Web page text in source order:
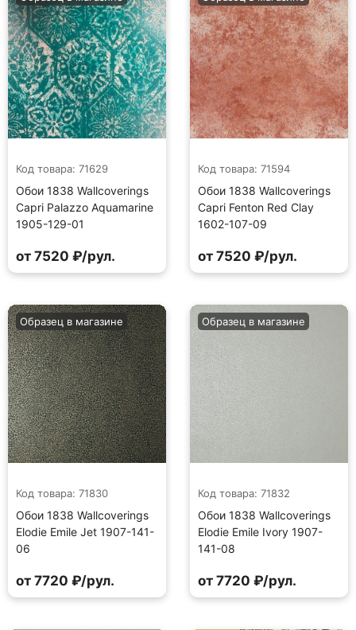
Код товара: 71629
Обои 1838 Wallcoverings
Capri Palazzo Aquamarine
1905-129-01
от 7520 ₽/рул.
Код товара: 71594
Обои 1838 Wallcoverings
Capri Fenton Red Clay
1602-107-09
от 7520 ₽/рул.
Код товара: 71830
Обои 1838 Wallcoverings
Elodie Emile Jet 1907-141-
06
Образец в магазине
от 7720 ₽/рул.
Код товара: 71832
Обои 1838 Wallcoverings
Elodie Emile Ivory 1907-
141-08
Образец в магазине
от 7720 ₽/рул.